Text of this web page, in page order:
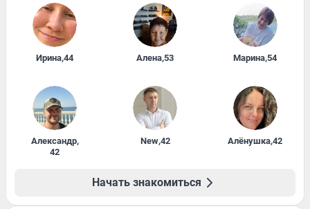
Ирина,44 Алена,53 Марина,54
Александр,
42
New,42 Алёнушка,42
Начать знакомиться